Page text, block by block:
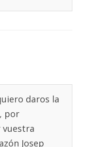
daros la
por
Josep